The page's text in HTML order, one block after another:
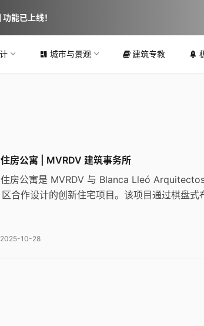
城市与景观 建筑专教
房公寓 | MVRDV 建筑事务所
房公寓是 MVRDV 与 Blanca Lleó
合作设计的创新住宅项目。该项目通过棋盘式
2025-10-28
能已上线！